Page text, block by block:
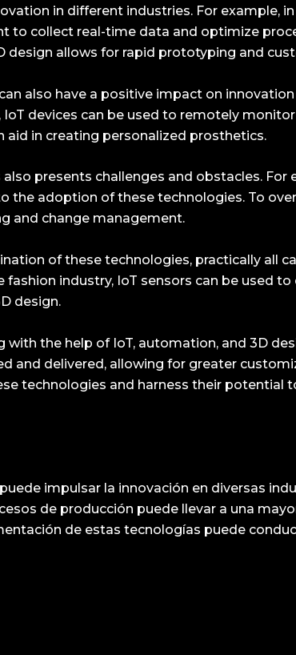
in different industries. For example,
to collect real-time data and optimize
design allows for rapid prototyping and
also have a positive impact on
devices can be used to remotely
aid in creating personalized prosthetics.
presents challenges and obstacles. For
the adoption of these technologies. To
and change management.
of these technologies, practically all
industry, IoT sensors can be used
design.
the help of IoT, automation, and 3D
and delivered, allowing for greater
technologies and harness their potential
impulsar la innovación en diversas
de producción puede llevar a una
de estas tecnologías puede